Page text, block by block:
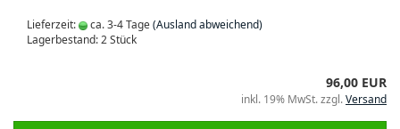
Lieferzeit: ca. 3-4 Tage(Ausland abweichend)
Lagerbestand: 2 Stück
96,00 EUR
inkl. 19% MwSt. zzgl.Versand